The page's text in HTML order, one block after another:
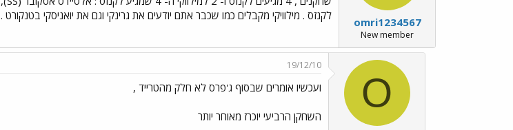
omri1234567
New member
לקנזס . מילוויקי מקבלים כמו שכבר אתם יודעים את גרינקי וגם את יואניסקי בטנקורט .
O
19/12/10
ועכשיו אומרים שבסוף ג'פרס לא חלק מהטרייד ,
השחקן הרביעי יוכרז מאוחר יותר